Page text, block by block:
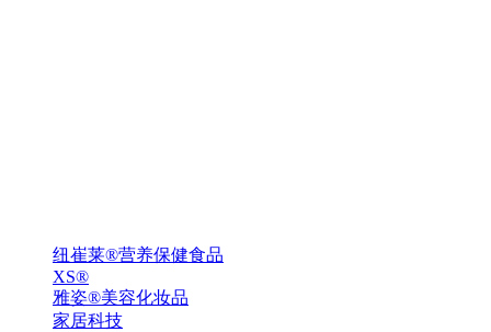
纽崔莱®营养保健食品
XS®
雅姿®美容化妆品
家居科技